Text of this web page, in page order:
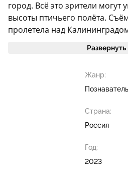
город. Всё это зрители могут
высоты птичьего полёта.
пролетела над
Развернуть
Жанр:
Страна:
Россия
Год:
2023